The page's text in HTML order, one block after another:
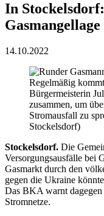
In
14.10.2022
Regelmäßig
Bürgermeisterin
zusammen, um
Stromausfall zu
Stockelsdorf)
Stockelsdorf. Die
Versorgungsausfälle bei
Gasmarkt durch den
gegen die Ukraine
Das BKA warnt
Stromnetze.